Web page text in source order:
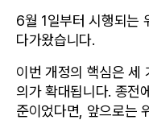
6월 1일부터 시행되는
다가왔습니다.
이번 개정의 핵심은 세
의가 확대됩니다. 종전
준이었다면, 앞으로는